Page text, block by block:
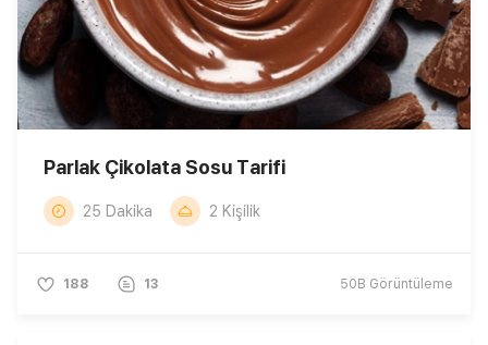
Parlak Çikolata Sosu Tarifi
25 Dakika 2 Kişilik
188 13 50B Görüntüleme